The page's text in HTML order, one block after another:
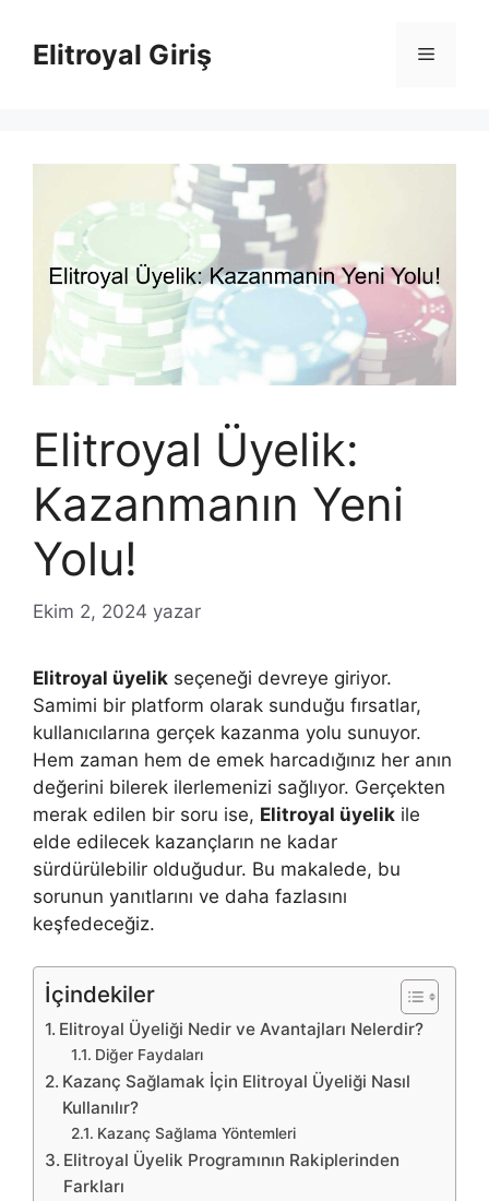
Elitroyal Giriş Menü
Elitroyal Üyelik:
Kazanmanın Yeni
Yolu!
Ekim 2, 2024 yazar
Elitroyal üyelik seçeneği devreye giriyor.
Samimi bir platform olarak sunduğu fırsatlar,
kullanıcılarına gerçek kazanma yolu sunuyor.
Hem zaman hem de emek harcadığınız her anın
değerini bilerek ilerlemenizi sağlıyor. Gerçekten
merak edilen bir soru ise, Elitroyal üyelik ile
elde edilecek kazançların ne kadar
sürdürülebilir olduğudur. Bu makalede, bu
sorunun yanıtlarını ve daha fazlasını
keşfedeceğiz.
İçindekiler
Elitroyal Üyeliği Nedir ve Avantajları Nelerdir?
Diğer Faydaları
Kazanç Sağlamak İçin Elitroyal Üyeliği Nasıl
Kullanılır?
Kazanç Sağlama Yöntemleri
Elitroyal Üyelik Programının Rakiplerinden
Farkları